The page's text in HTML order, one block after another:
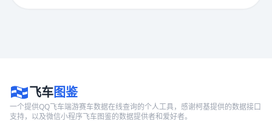
飞车图鉴
一个提供QQ飞车端游赛车数据在线查询的个人工具，感谢柯基提供的数据接口
支持，以及微信小程序飞车图鉴的数据提供者和爱好者。